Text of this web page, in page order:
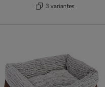
3 variantes